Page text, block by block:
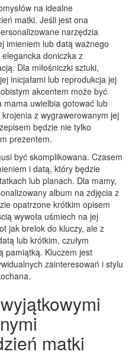
na idealne
matki. Jeśli jest ona
narzędzia
imieniem lub datą ważnego
doniczka z
Dla miłośniczki sztuki,
inicjałami lub reprodukcja jej
akcentem może być
mama uwielbia gotować lub
z wygrawerowanym jej
będzie nie tylko
prezentem.
być skomplikowana. Czasem
i datą, który będzie
lub planach. Dla mamy,
album na zdjęcia z
opatrzone krótkim opisem
wywoła uśmiech na jej
jak brelok do kluczy, ale z
lub krótkim, czułym
pamiątką. Kluczem jest
zainteresowań i stylu
matki